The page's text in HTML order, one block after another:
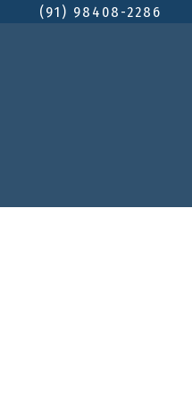
(91) 98408-2286